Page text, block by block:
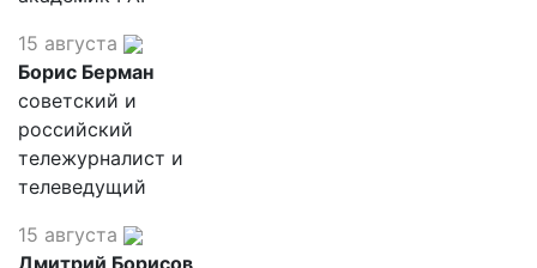
15 августа
Борис Берман
советский и
российский
тележурналист и
телеведущий
15 августа
Дмитрий Борисов